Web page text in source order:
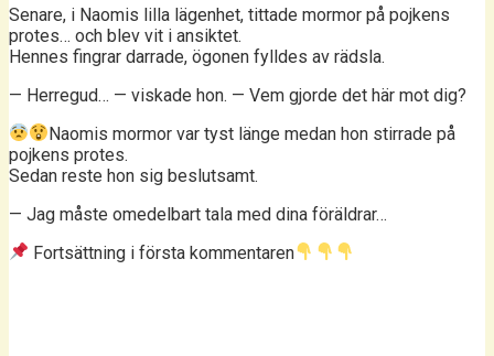
Senare, i Naomis lilla lägenhet, tittade mormor på pojkens
protes… och blev vit i ansiktet.
Hennes fingrar darrade, ögonen fylldes av rädsla.
— Herregud… — viskade hon. — Vem gjorde det här mot dig?
Naomis mormor var tyst länge medan hon stirrade på
pojkens protes.
Sedan reste hon sig beslutsamt.
— Jag måste omedelbart tala med dina föräldrar…
Fortsättning i första kommentaren